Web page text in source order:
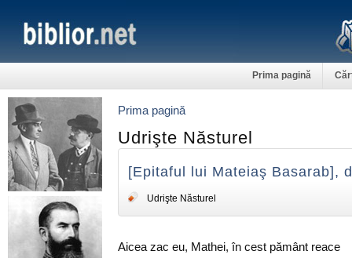
Prima pagină
Prima pagină
Udrişte Năsturel
[Epitaful lui Mateiaş Basarab],
Udrişte Năsturel
Aicea zac eu, Mathei, în cest pământ reace